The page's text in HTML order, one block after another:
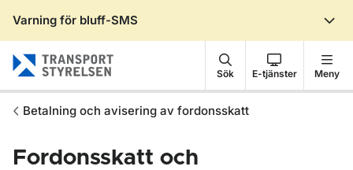
Varning för bluff-SMS
Sök E-tjänster Meny
Betalning och avisering av fordonsskatt
Fordonsskatt och